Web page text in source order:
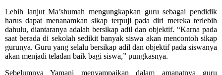
Lebih lanjut Ma’shumah mengungkapkan guru sebagai pendidik
harus dapat menanamkan sikap terpuji pada diri mereka terlebih
dahulu, diantaranya adalah bersikap adil dan objektif. “Karna pada
saat berada di sekolah sedikit banyak siswa akan mencontoh sikap
gurunya. Guru yang selalu bersikap adil dan objektif pada siswanya
akan menjadi teladan baik bagi siswa,” pungkasnya.
Sebelumnya Yamani menyampaikan dalam amanatnya guru